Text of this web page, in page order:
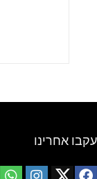
עקבו אחרינו